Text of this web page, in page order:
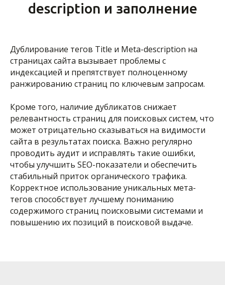
description и заполнение
Дублирование тегов Title и Meta-description на
страницах сайта вызывает проблемы с
индексацией и препятствует полноценному
ранжированию страниц по ключевым запросам.
Кроме того, наличие дубликатов снижает
релевантность страниц для поисковых систем, что
может отрицательно сказываться на видимости
сайта в результатах поиска. Важно регулярно
проводить аудит и исправлять такие ошибки,
чтобы улучшить SEO-показатели и обеспечить
стабильный приток органического трафика.
Корректное использование уникальных мета-
тегов способствует лучшему пониманию
содержимого страниц поисковыми системами и
повышению их позиций в поисковой выдаче.